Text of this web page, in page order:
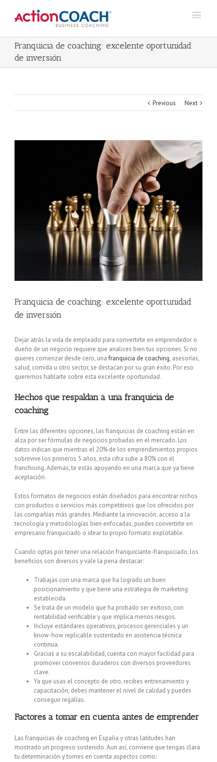
Franquicia de coaching: excelente oportunidad
de inversión
Previous Next
Franquicia de coaching: excelente oportunidad
de inversión
Dejar atrás la vida de empleado para convertirte en emprendedor o
dueño de un negocio requiere que analices bien tus opciones. Si no
quieres comenzar desde cero, unafranquicia de coaching, asesorías,
salud, comida u otro sector, se destacan por su gran éxito. Por eso
queremos hablarte sobre esta excelente oportunidad.
Hechos que respaldan a una franquicia de
coaching
Entre las diferentes opciones, las franquicias de coaching están en
alza por ser fórmulas de negocios probadas en el mercado. Los
datos indican que mientras el 20% de los emprendimientos propios
sobrevive los primeros 5 años, esta cifra sube a 80% con el
franchising. Además, te estás apoyando en una marca que ya tiene
aceptación.
Estos formatos de negocios están diseñados para encontrar nichos
con productos o servicios más competitivos que los ofrecidos por
las compañías más grandes. Mediante la innovación, acceso a la
tecnología y metodologías bien enfocadas, puedes convertirte en
empresario franquiciado o idear tu propio formato explotable.
Cuando optas por tener una relación franquiciante-franquiciado, los
beneficios son diversos y vale la pena destacar:
Trabajas con una marca que ha logrado un buen
posicionamiento y que tiene una estrategia de marketing
establecida.
Se trata de un modelo que ha probado ser exitoso, con
rentabilidad verificable y que implica menos riesgos.
Incluye estándares operativos, procesos gerenciales y un
know-how replicable sustentado en asistencia técnica
continua.
Gracias a su escalabilidad, cuenta con mayor facilidad para
promover convenios duraderos con diversos proveedores
clave.
Ya que usas el concepto de otro, recibes entrenamiento y
capacitación, debes mantener el nivel de calidad y puedes
conseguir regalías.
Factores a tomar en cuenta antes de emprender
Las franquicias de coaching en España y otras latitudes han
mostrado un progreso sostenido. Aun así, conviene que tengas clara
tu determinación y tomes en cuenta aspectos como: